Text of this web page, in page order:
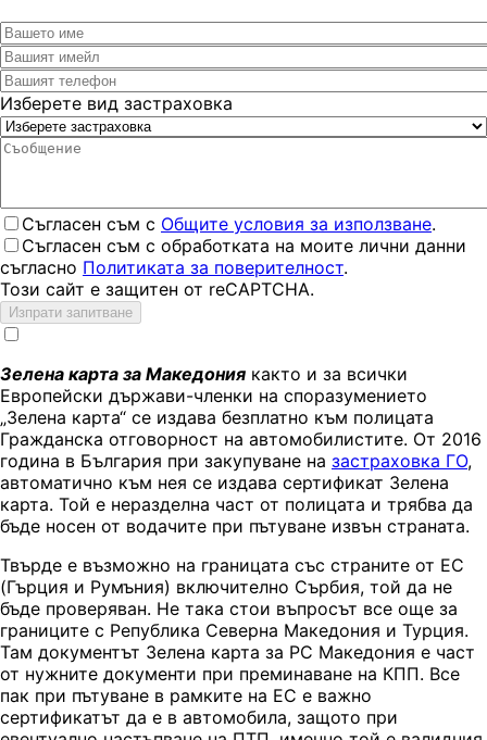
Изберете вид застраховка
Съгласен съм с Общите условия за използване.
Съгласен съм с обработката на моите лични данни
съгласно Политиката за поверителност.
Този сайт е защитен от reCAPTCHA.
Изпрати запитване
Зелена карта за Македония както и за всички
Европейски държави-членки на споразумението
„Зелена карта“ се издава безплатно към полицата
Гражданска отговорност на автомобилистите. От 2016
година в България при закупуване на застраховка ГО,
автоматично към нея се издава сертификат Зелена
карта. Той е неразделна част от полицата и трябва да
бъде носен от водачите при пътуване извън страната.
Твърде е възможно на границата със страните от ЕС
(Гърция и Румъния) включително Сърбия, той да не
бъде проверяван. Не така стои въпросът все още за
границите с Република Северна Македония и Турция.
Там документът Зелена карта за РС Македония е част
от нужните документи при преминаване на КПП. Все
пак при пътуване в рамките на ЕС е важно
сертификатът да е в автомобила, защото при